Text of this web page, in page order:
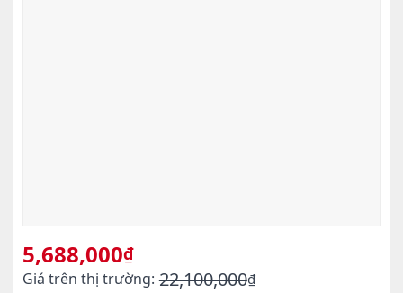
22,100,000₫
5,688,000₫
Giá trên thị trường: